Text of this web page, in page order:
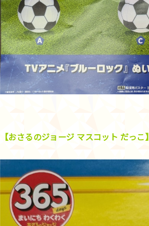
【おさるのジョージ マスコット だっこ